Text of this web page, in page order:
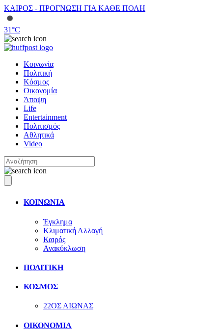
ΚΑΙΡΟΣ - ΠΡΟΓΝΩΣΗ ΓΙΑ ΚΑΘΕ ΠΟΛΗ
31°C
Κοινωνία
Πολιτική
Κόσμος
Οικονομία
Άποψη
Life
Entertainment
Πολιτισμός
Αθλητικά
Video
ΚΟΙΝΩΝΙΑ
Έγκλημα
Κλιματική Αλλαγή
Καιρός
Ανακύκλωση
ΠΟΛΙΤΙΚΗ
ΚΟΣΜΟΣ
22ΟΣ ΑΙΩΝΑΣ
ΟΙΚΟΝΟΜΙΑ